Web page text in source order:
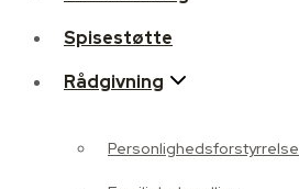
Rådgivning
Dagtilbud
Spisestøtte
Rådgivning
Personlighedsforstyrrelse